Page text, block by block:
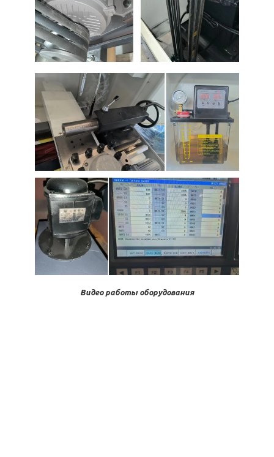
Видео работы оборудования